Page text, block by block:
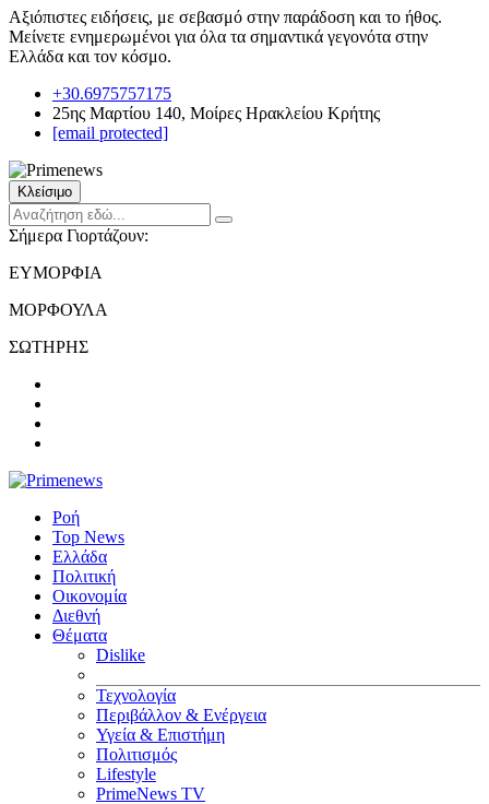
Αξιόπιστες ειδήσεις, με σεβασμό στην παράδοση και το ήθος.
Μείνετε ενημερωμένοι για όλα τα σημαντικά γεγονότα στην
Ελλάδα και τον κόσμο.
+30.6975757175
25ης Μαρτίου 140, Μοίρες Ηρακλείου Κρήτης
[email protected]
Κλείσιμο
Σήμερα Γιορτάζουν:
ΕΥΜΟΡΦΙΑ
ΜΟΡΦΟΥΛΑ
ΣΩΤΗΡΗΣ
Ροή
Top News
Ελλάδα
Πολιτική
Οικονομία
Διεθνή
Θέματα
Dislike
Τεχνολογία
Περιβάλλον & Ενέργεια
Υγεία & Επιστήμη
Πολιτισμός
Lifestyle
PrimeNews TV